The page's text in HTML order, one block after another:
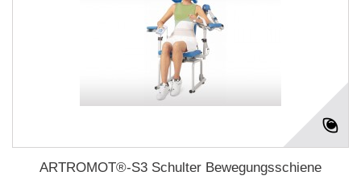
ARTROMOT®-S3 Schulter Bewegungsschiene